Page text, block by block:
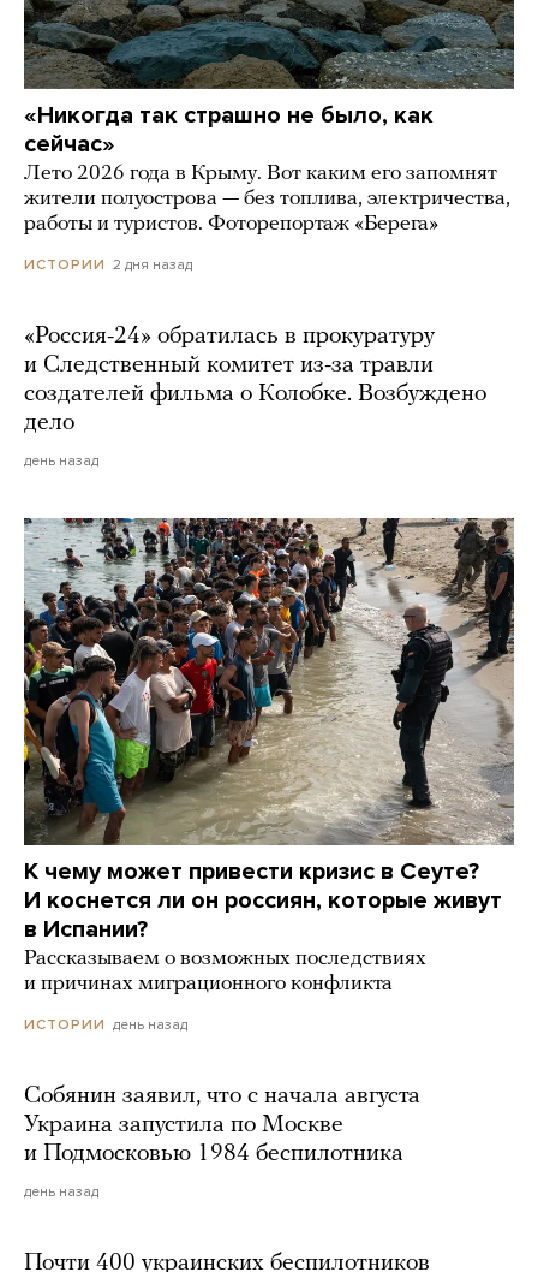
«Никогда так страшно не было, как
сейчас»
Лето 2026 года в Крыму. Вот каким его запомнят
жители полуострова — без топлива, электричества,
работы и туристов. Фоторепортаж «Берега»
ИСТОРИИ 2 дня назад
«Россия-24» обратилась в прокуратуру
и Следственный комитет из-за травли
создателей фильма о Колобке. Возбуждено
дело
день назад
К чему может привести кризис в Сеуте?
И коснется ли он россиян, которые живут
в Испании?
Рассказываем о возможных последствиях
и причинах миграционного конфликта
ИСТОРИИ день назад
Собянин заявил, что с начала августа
Украина запустила по Москве
и Подмосковью 1984 беспилотника
день назад
Почти 400 украинских беспилотников